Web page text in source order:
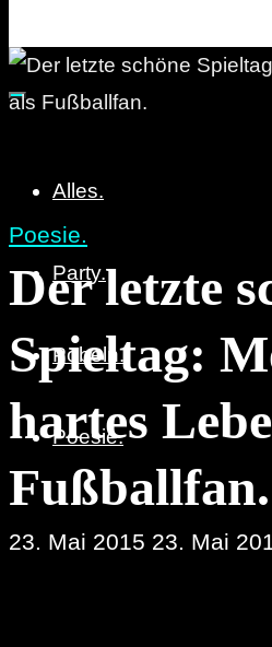
Alles.
Party.
Pöbeln.
Poesie.
Poesie.
Der letzte
Spieltag:
hartes
Fußballfan.
23. Mai 2015 23. Mai